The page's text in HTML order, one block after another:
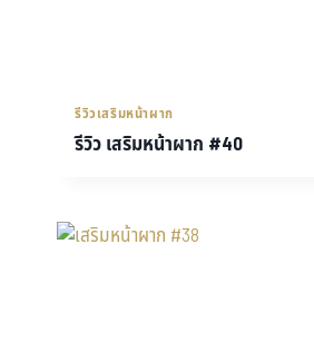
รีวิวเสริมหน้าผาก
รีวิว เสริมหน้าผาก #40